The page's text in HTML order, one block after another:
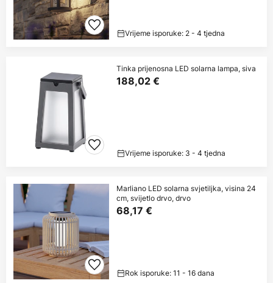
Vrijeme isporuke: 2 - 4 tjedna
Tinka prijenosna LED solarna lampa, siva
188,02 €
Vrijeme isporuke: 3 - 4 tjedna
Marliano LED solarna svjetiljka, visina 24
cm, svijetlo drvo, drvo
68,17 €
Rok isporuke: 11 - 16 dana